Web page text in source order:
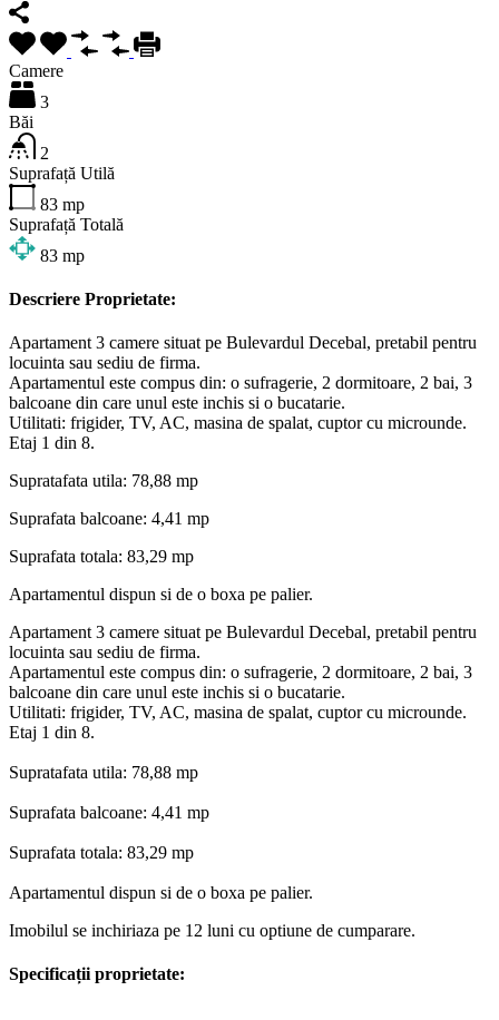
Camere
3
Băi
2
Suprafață Utilă
83 mp
Suprafață Totală
83 mp
Descriere Proprietate:
Apartament 3 camere situat pe Bulevardul Decebal, pretabil pentru
locuinta sau sediu de firma.
Apartamentul este compus din: o sufragerie, 2 dormitoare, 2 bai, 3
balcoane din care unul este inchis si o bucatarie.
Utilitati: frigider, TV, AC, masina de spalat, cuptor cu microunde.
Etaj 1 din 8.
Supratafata utila: 78,88 mp
Suprafata balcoane: 4,41 mp
Suprafata totala: 83,29 mp
Apartamentul dispun si de o boxa pe palier.
Apartament 3 camere situat pe Bulevardul Decebal, pretabil pentru
locuinta sau sediu de firma.
Apartamentul este compus din: o sufragerie, 2 dormitoare, 2 bai, 3
balcoane din care unul este inchis si o bucatarie.
Utilitati: frigider, TV, AC, masina de spalat, cuptor cu microunde.
Etaj 1 din 8.
Supratafata utila: 78,88 mp
Suprafata balcoane: 4,41 mp
Suprafata totala: 83,29 mp
Apartamentul dispun si de o boxa pe palier.
Imobilul se inchiriaza pe 12 luni cu optiune de cumparare.
Specificații proprietate: